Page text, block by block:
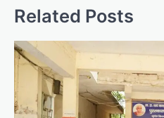
a
v
i
g
a
Related Posts